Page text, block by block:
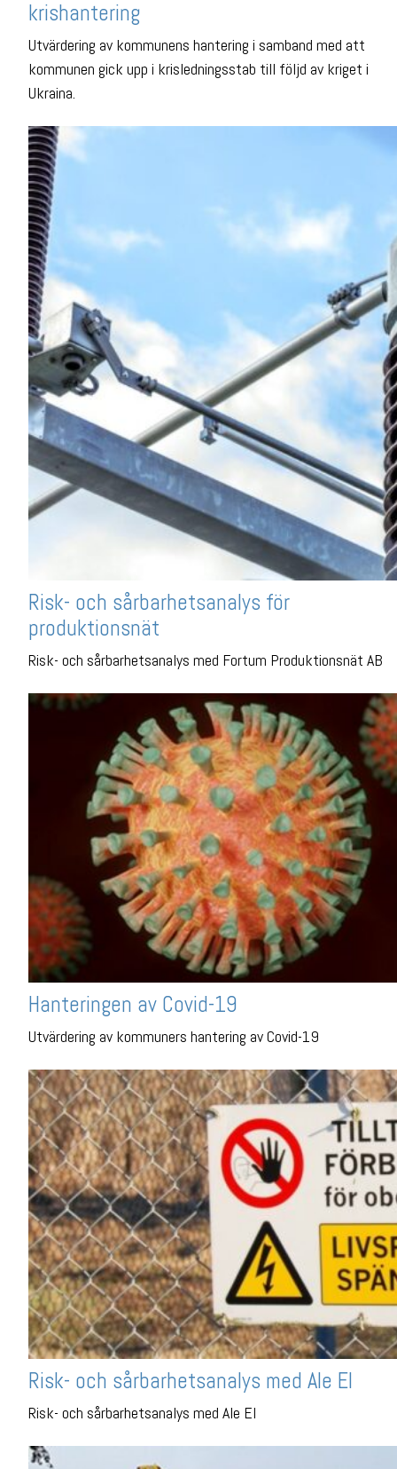
krishantering
Utvärdering av kommunens hantering i samband med att
kommunen gick upp i krisledningsstab till följd av kriget i
Ukraina.
Risk- och sårbarhetsanalys för
produktionsnät
Risk- och sårbarhetsanalys med Fortum Produktionsnät AB
Hanteringen av Covid-19
Utvärdering av kommuners hantering av Covid-19
Risk- och sårbarhetsanalys med Ale El
Risk- och sårbarhetsanalys med Ale El